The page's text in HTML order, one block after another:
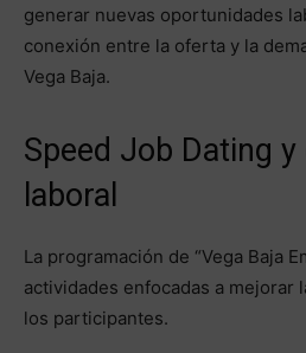
generar nuevas oportunidades
conexión entre la oferta y la
Vega Baja.
Speed Job Dating
laboral
La programación de “Vega Baja
actividades enfocadas a mejorar
los participantes.